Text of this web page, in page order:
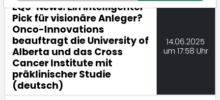
EQS-News: Ein intelligenter
Pick für visionäre Anleger?
Onco-Innovations
beauftragt die University of
Alberta und das Cross
Cancer Institute mit
präklinischer Studie
(deutsch)
14.06.2025
um 17:58 Uhr